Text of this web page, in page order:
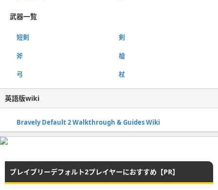
武器一覧
短剣 剣
斧 槍
弓 杖
英語版wiki
Bravely Default 2 Walkthrough & Guides Wiki
ブレイブリーデフォルト2プレイヤーにおすすめ【PR】